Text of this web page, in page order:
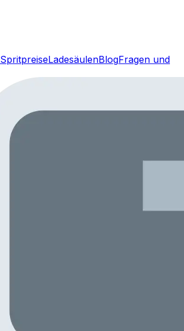
SpritpreiseLadesäulenBlogFragen und